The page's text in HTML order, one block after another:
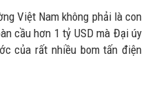
Việt Nam không phải là con
cầu hơn 1 tỷ USD mà Đại úy
của rất nhiều bom tấn điện